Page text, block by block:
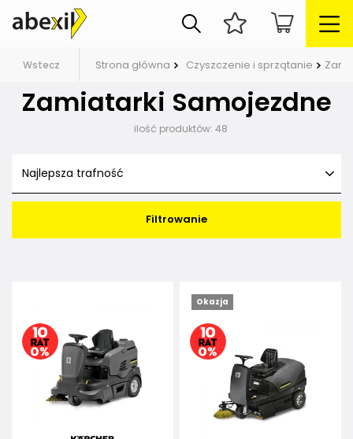
Wstecz Strona główna Czyszczenie i sprzątanie
Zamiatarki Samojezdne
ilość produktów: 48
Najlepsza trafność
Filtrowanie
Okazja